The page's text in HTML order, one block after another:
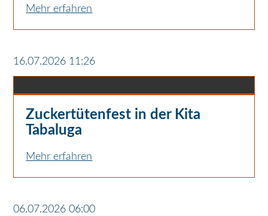
Mehr erfahren
16.07.2026 11:26
Zuckertütenfest in der Kita
Tabaluga
Mehr erfahren
06.07.2026 06:00